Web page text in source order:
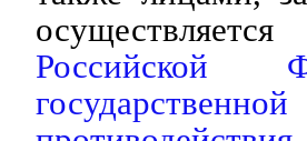
Российской